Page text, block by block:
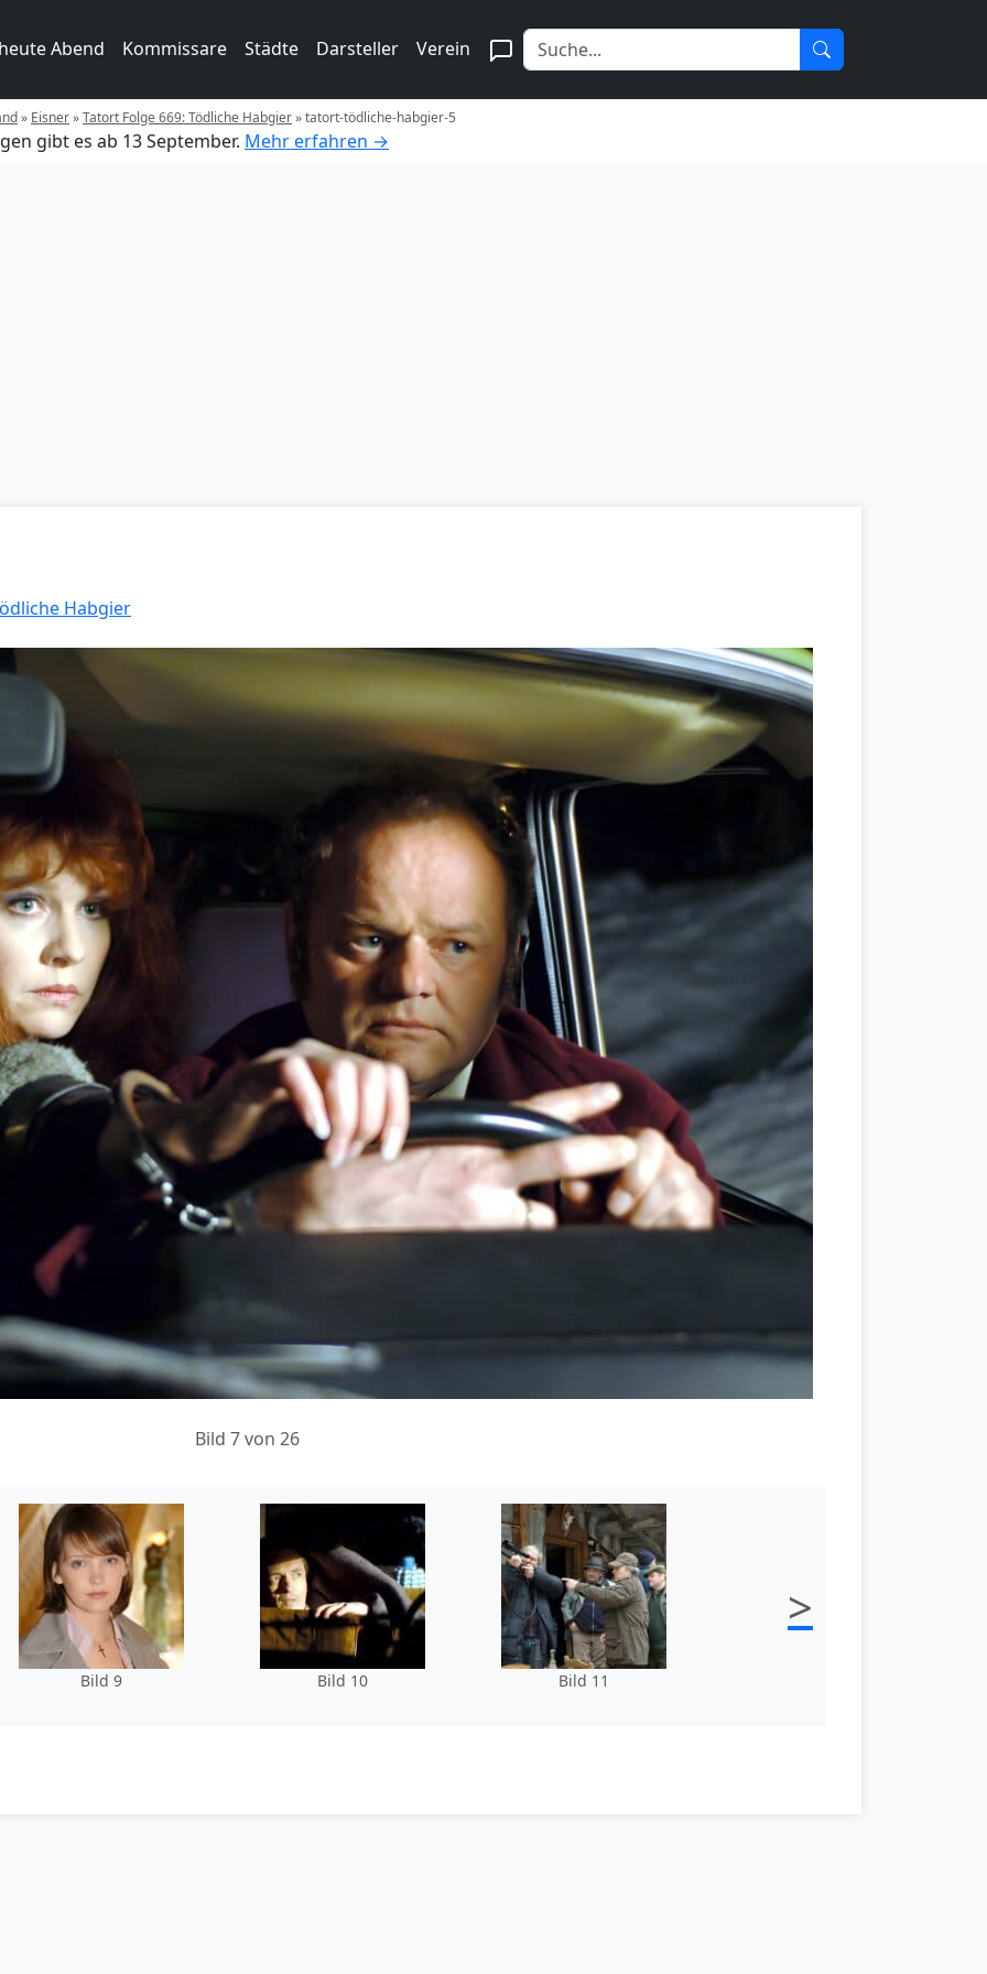
Abend Kommissare Städte Darsteller Verein
» Eisner»Tatort Folge 669: Tödliche Habgier»tatort-tödliche-habgier-5
gibt es ab 13 September. Mehr erfahren →
Habgier
Bild 7 von 26
Bild 9 Bild 10 Bild 11
>